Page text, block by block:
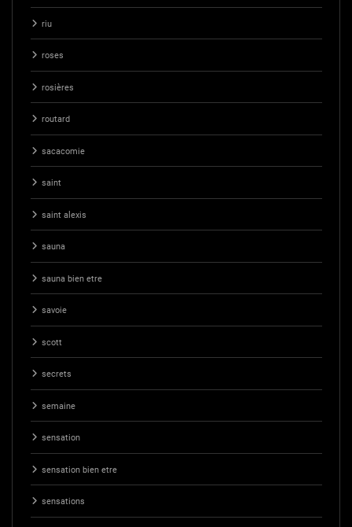
riu
roses
rosières
routard
sacacomie
saint
saint alexis
sauna
sauna bien etre
savoie
scott
secrets
semaine
sensation
sensation bien etre
sensations